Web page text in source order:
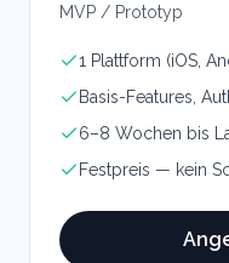
MVP / Prototyp
1 Plattform (iOS,
Basis-Features,
6–8 Wochen bis
Festpreis — kein